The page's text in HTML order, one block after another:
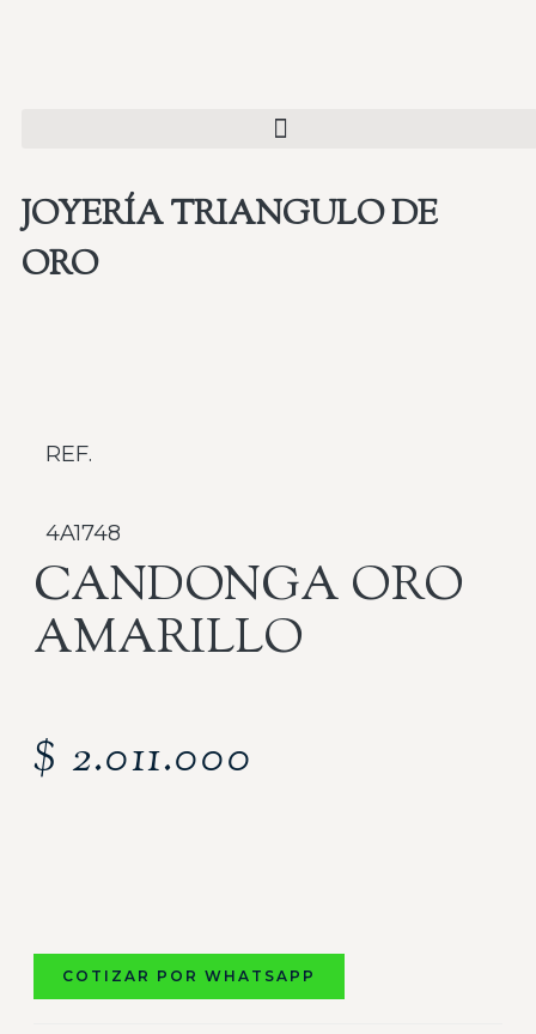
JOYERÍA TRIANGULO DE
ORO
REF.
4A1748
CANDONGA ORO
AMARILLO
$ 2.011.000
COTIZAR POR WHATSAPP